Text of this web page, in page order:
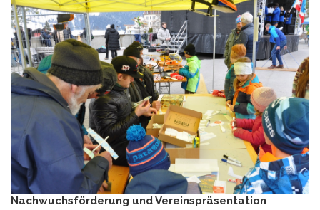
Nachwuchsförderung und Vereinspräsentation